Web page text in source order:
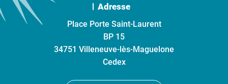
Adresse
Place Porte Saint-Laurent
BP 15
34751 Villeneuve-lès-Maguelone
Cedex